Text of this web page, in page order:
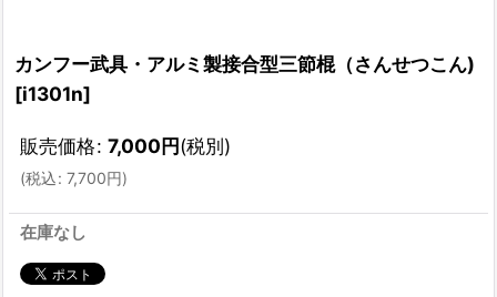
カンフー武具・アルミ製接合型三節棍（さんせつこん)
[i1301n]
販売価格: 7,000円(税別)
(税込: 7,700円)
在庫なし